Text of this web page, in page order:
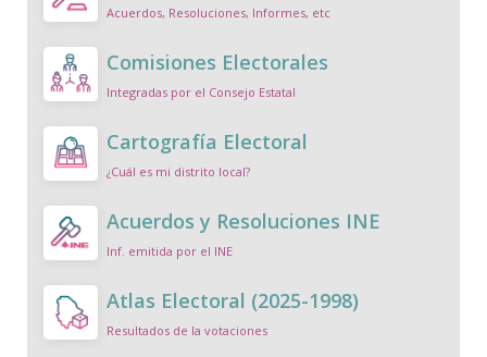
Acuerdos, Resoluciones, Informes, etc
Comisiones Electorales
Integradas por el Consejo Estatal
Cartografía Electoral
¿Cuál es mi distrito local?
Acuerdos y Resoluciones INE
Inf. emitida por el INE
Atlas Electoral (2025-1998)
Resultados de la votaciones